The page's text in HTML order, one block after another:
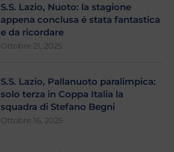
S.S. Lazio, Nuoto: la stagione
appena conclusa é stata fantastica
e da ricordare
Ottobre 21, 2025
S.S. Lazio, Pallanuoto paralimpica:
solo terza in Coppa Italia la
squadra di Stefano Begni
Ottobre 16, 2025